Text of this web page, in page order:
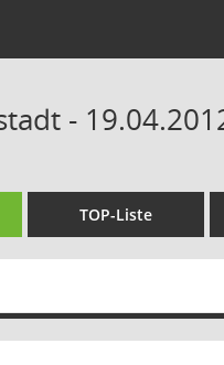
-
TOP-Liste